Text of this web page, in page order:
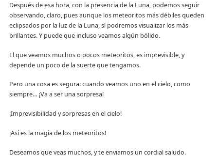
Después de esa hora, con la presencia de la Luna, podemos seguir
observando, claro, pues aunque los meteoritos más débiles queden
eclipsados por la luz de la Luna, sí podremos visualizar los más
brillantes. Y puede que incluso veamos algún bólido.
El que veamos muchos o pocos meteoritos, es imprevisible, y
depende un poco de la suerte que tengamos.
Pero una cosa es segura: cuando veamos uno en el cielo, como
siempre… ¡Va a ser una sorpresa!
¡Imprevisibilidad y sorpresas en el cielo!
¡Así es la magia de los meteoritos!
Deseamos que veas muchos, y te enviamos un cordial saludo.